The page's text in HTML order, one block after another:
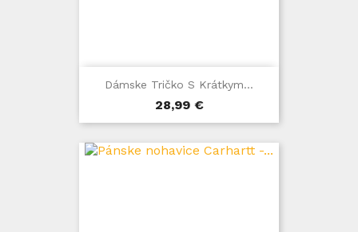
Dámske Tričko S Krátkym...
Cena
28,99 €